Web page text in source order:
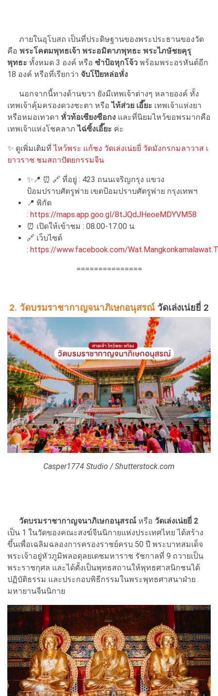
ภายในอุโบสถ เป็นที่ประดิษฐานของพระประธานของวัด
คือ พระโคตมพุทธเจ้า พระอมิตาภพุทธะ พระไภษัชยคุรุ
พุทธะ ทั้งหมด 3 องค์ หรือ ซำป้อหุกโจ้ว พร้อมพระอรหันต์อีก
18 องค์ หรือที่เรียกว่า จับโป๊ยหล่อหั่ง
นอกจากนี้ทางด้านขวา ยังมีเทพเจ้าต่างๆ หลายองค์ ทั้ง
เทพเจ้าคุ้มครองดวงชะตา หรือไท้ส่วย เอี๊ยะ เทพเจ้าแห่งยา
หรือหมอเทวดา หั่วท้อเซียงซือกง และที่นิยมไหว้ขอพรมากคือ
เทพเจ้าแห่งโชคลาภไฉ่ซิ้งเอี๊ยะ ค่ะ
✨ ดูเพิ่มเติมที่ไหว้พระ แก้ชง วัดเล่งเน่ยยี่ วัดมังกรกมลาวาส เ
ยาวราช ชมสถาปัตยกรรมจีน
✨📍 ⏰ 🔗 ที่อยู่ : 423 ถนนเจริญกรุง แขวง
ป้อมปราบศัตรูพ่าย เขตป้อมปราบศัตรูพ่าย กรุงเทพฯ
📍 พิกัด
: https://maps.app.goo.gl/8tJQdJHeoeMDYVM58
⏰ เปิดให้เข้าชม : 08.00-17.00 น.
🔗 เว็บไซต์
: https://www.facebook.com/
===============
2. วัดบรมราชากาญจนาภิเษกอนุสรณ์ วัดเล่งเน่ยยี่ 2
Casper1774 Studio / Shutterstock.com
วัดบรมราชากาญจนาภิเษกอนุสรณ์ หรือ วัดเล่งเน่ยยี่ 2
เป็น 1 ในวัดของคณะสงฆ์จีนนิกายแห่งประเทศไทย ได้สร้าง
ขึ้นเพื่อเฉลิมฉลองการครองราชย์ครบ 50 ปี พระบาทสมเด็จ
พระเจ้าอยู่หัวภูมิพลอดุลยเดชมหาราช รัชกาลที่ 9 ถวายเป็น
พระราชกุศล และได้ตั้งเป็นพุทธสถานให้พุทธศาสนิกชนได้
ปฏิบัติธรรม และประกอบพิธีกรรมในพระพุทธศาสนาฝ่าย
มหายานจีนนิกาย